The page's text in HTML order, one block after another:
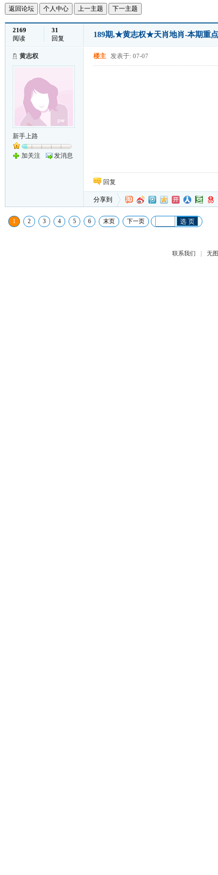
返回论坛 个人中心 上一主题 下一主题
2169
阅读
31
回复
189期,★黄志权★天肖地肖-本期重
黄志权
新手上路
加关注 发消息
楼主 发表于: 07-07
回复
分享到
1 2 3 4 5 6 末页 下一页 选 页
联系我们 | 无